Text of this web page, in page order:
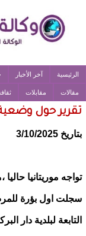
الرئيسية آخر الأخبار
مقالات مقابلات
تقرير حول وضعية
بتاريخ 3/10/2025
تواجه موريتانيا
التابعة لبلدية دار